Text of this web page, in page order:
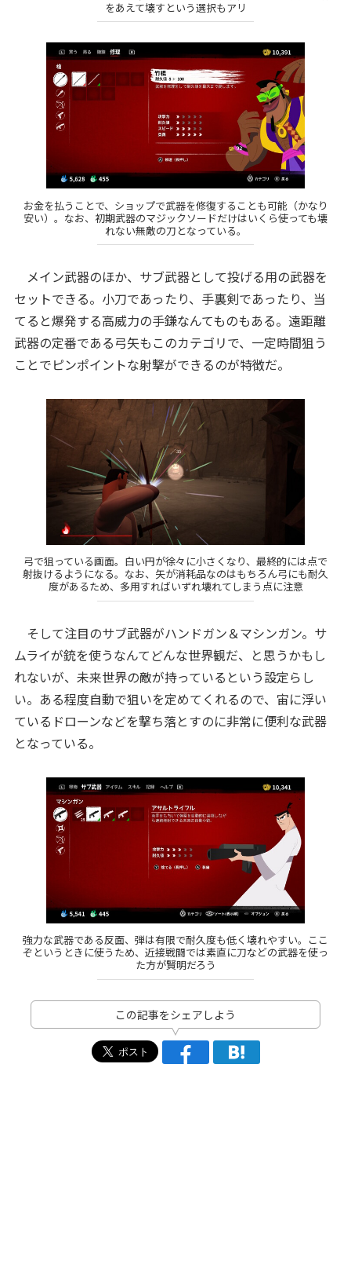
をあえて壊すという選択もアリ
お金を払うことで、ショップで武器を修復することも可能（かなり
安い）。なお、初期武器のマジックソードだけはいくら使っても壊
れない無敵の刀となっている。
メイン武器のほか、サブ武器として投げる用の武器を
セットできる。小刀であったり、手裏剣であったり、当
てると爆発する高威力の手鎌なんてものもある。遠距離
武器の定番である弓矢もこのカテゴリで、一定時間狙う
ことでピンポイントな射撃ができるのが特徴だ。
弓で狙っている画面。白い円が徐々に小さくなり、最終的には点で
射抜けるようになる。なお、矢が消耗品なのはもちろん弓にも耐久
度があるため、多用すればいずれ壊れてしまう点に注意
そして注目のサブ武器がハンドガン＆マシンガン。サ
ムライが銃を使うなんてどんな世界観だ、と思うかもし
れないが、未来世界の敵が持っているという設定らし
い。ある程度自動で狙いを定めてくれるので、宙に浮い
ているドローンなどを撃ち落とすのに非常に便利な武器
となっている。
強力な武器である反面、弾は有限で耐久度も低く壊れやすい。ここ
ぞというときに使うため、近接戦闘では素直に刀などの武器を使っ
た方が賢明だろう
この記事をシェアしよう